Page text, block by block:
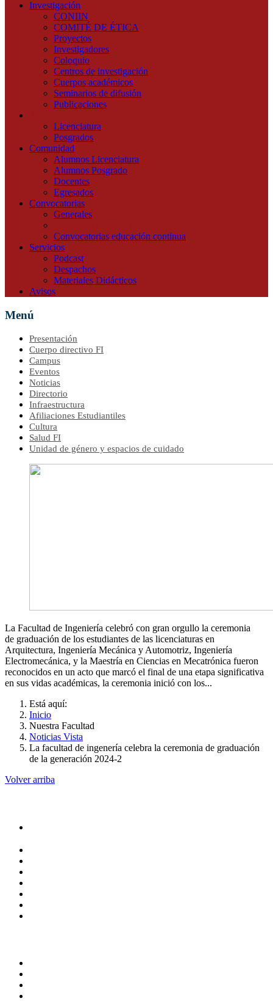
Investigación
CONIIN
COMITÉ DE ÉTICA
Proyectos
Investigadores
Coloquio
Centros de investigación
Cuerpos académicos
Seminarios de difusión
Publicaciones
Licenciatura
Posgrados
Comunidad
Alumnos Licenciatura
Alumnos Posgrado
Docentes
Egresados
Convocatorias
Generales
Convocatorias educación continua
Servicios
Podcast
Despachos
Materiales Didácticos
Avisos
Menú
Presentación
Cuerpo directivo FI
Campus
Eventos
Noticias
Directorio
Infraestructura
Afiliaciones Estudiantiles
Cultura
Salud FI
Unidad de género y espacios de cuidado
La Facultad de Ingeniería celebró con gran orgullo la ceremonia
de graduación de los estudiantes de las licenciaturas en
Arquitectura, Ingeniería Mecánica y Automotriz, Ingeniería
Electromecánica, y la Maestría en Ciencias en Mecatrónica fueron
reconocidos en un acto que marcó el final de una etapa significativa
en sus vidas académicas, la ceremonia inició con los...
Está aquí:
Inicio
Nuestra Facultad
Noticias Vista
La facultad de ingenería celebra la ceremonia de graduación
de la generación 2024-2
Volver arriba